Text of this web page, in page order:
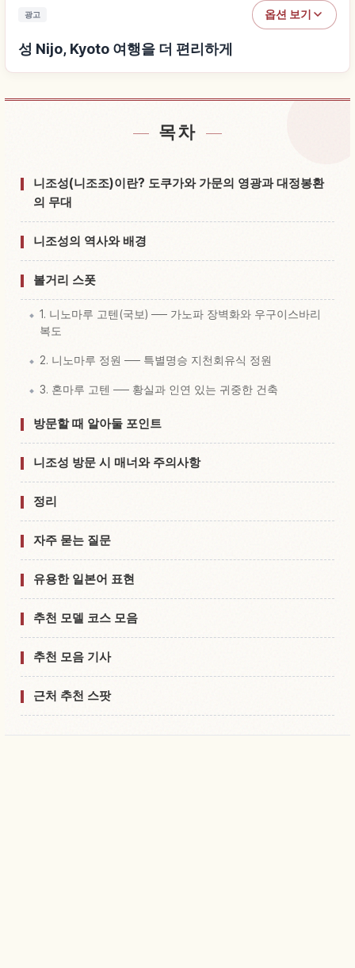
광고 옵션 보기
성 Nijo, Kyoto 여행을 더 편리하게
성 Nijo, Kyoto 근처 숙소 찾기
성 Nijo, Kyoto 체험 찾기 ↗
목차
니조성(니조조)이란? 도쿠가와 가문의 영광과 대정봉환
의 무대
니조성의 역사와 배경
볼거리 스폿
1. 니노마루 고텐(국보) ── 가노파 장벽화와 우구이스바리
복도
2. 니노마루 정원 ── 특별명승 지천회유식 정원
3. 혼마루 고텐 ── 황실과 인연 있는 귀중한 건축
방문할 때 알아둘 포인트
니조성 방문 시 매너와 주의사항
정리
자주 묻는 질문
유용한 일본어 표현
추천 모델 코스 모음
추천 모음 기사
근처 추천 스팟